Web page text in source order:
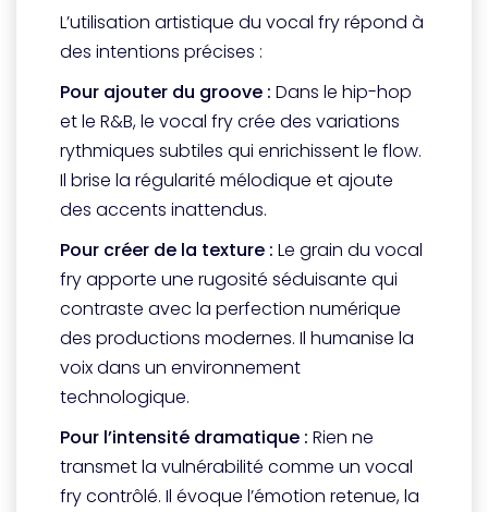
L’utilisation artistique du vocal fry répond à
des intentions précises :
Pour ajouter du groove : Dans le hip-hop
et le R&B, le vocal fry crée des variations
rythmiques subtiles qui enrichissent le flow.
Il brise la régularité mélodique et ajoute
des accents inattendus.
Pour créer de la texture : Le grain du vocal
fry apporte une rugosité séduisante qui
contraste avec la perfection numérique
des productions modernes. Il humanise la
voix dans un environnement
technologique.
Pour l’intensité dramatique : Rien ne
transmet la vulnérabilité comme un vocal
fry contrôlé. Il évoque l’émotion retenue, la